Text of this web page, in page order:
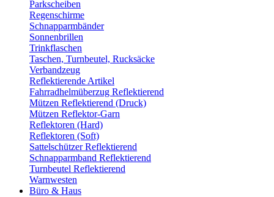
Parkscheiben
Regenschirme
Schnapparmbänder
Sonnenbrillen
Trinkflaschen
Taschen, Turnbeutel, Rucksäcke
Verbandzeug
Reflektierende Artikel
Fahrradhelmüberzug Reflektierend
Mützen Reflektierend (Druck)
Mützen Reflektor-Garn
Reflektoren (Hard)
Reflektoren (Soft)
Sattelschützer Reflektierend
Schnapparmband Reflektierend
Turnbeutel Reflektierend
Warnwesten
Büro & Haus